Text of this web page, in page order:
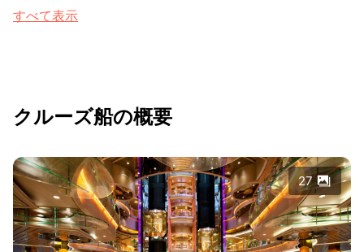
すべて表示
クルーズ船の概要
27